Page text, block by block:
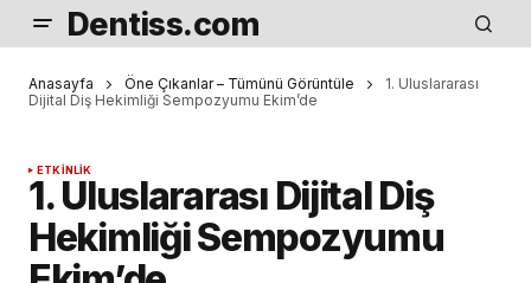
Dentiss.com
Anasayfa Öne Çıkanlar – Tümünü Görüntüle
1. Uluslararası
Dijital Diş Hekimliği Sempozyumu Ekim’de
ETKINLIK
1. Uluslararası Dijital Diş
Hekimliği Sempozyumu